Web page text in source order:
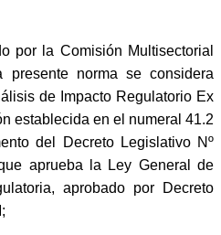
por la Comisión Multisectorial
norma se considera
de Impacto Regulatorio Ex
establecida en el numeral 41.2
del Decreto Legislativo Nº
aprueba la Ley General de
aprobado por Decreto